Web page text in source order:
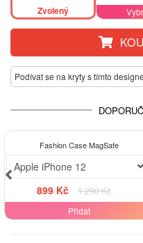
Zvolený
Podívat se na kryty s tímto
Fashion Case MagSafe
Apple iPhone 12
899 Kč
1 290 Kč
Přidat